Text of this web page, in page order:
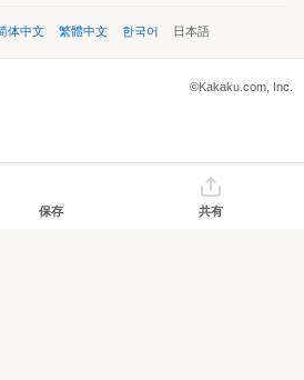
体中文 繁體中文 한국어 日本語
©Kakaku.com, Inc.
保存 共有